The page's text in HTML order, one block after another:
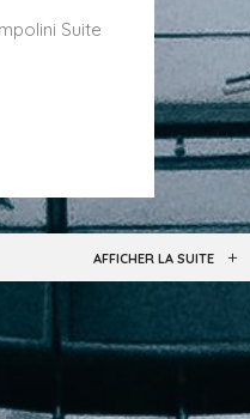
Suite
AFFICHER LA SUITE